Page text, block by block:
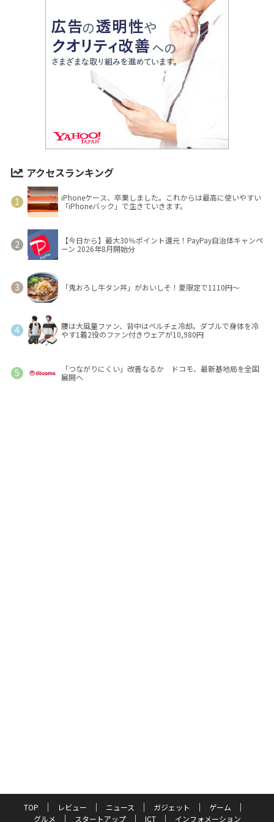
アクセスランキング
iPhoneケース、卒業しました。これからは最高に使いやすい
「iPhoneバック」で生きていきます。
【今日から】最大30％ポイント還元！PayPay自治体キャンペ
ーン 2026年8月開始分
「鬼おろし牛タン丼」がおいしそ！夏限定で1110円～
腰は大風量ファン、背中はペルチェ冷却。ダブルで身体を冷
やす1着2役のファン付きウェアが10,980円
「つながりにくい」改善なるか ドコモ、最新基地局を全国
展開へ
TOP レビュー ニュース ガジェット
ゲーム
グルメ
スタートアップ ICT インフォメーション